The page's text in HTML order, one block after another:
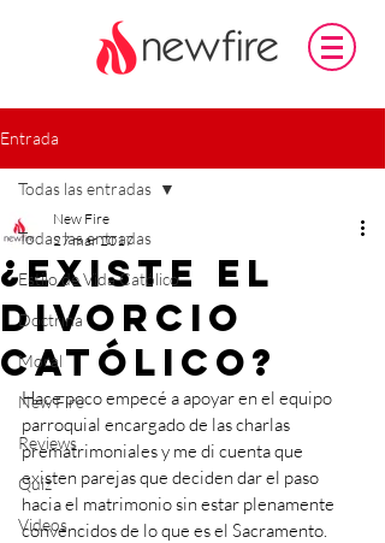
Entrada
Todas las entradas
Estilo de Vida Católico
Doctrina
Moral
New Fire
Reviews
Quiz
Videos
Todas las entradas
¿Existe el
divorcio
católico?
New Fire
27 mar 2017
Hace poco empecé a apoyar en el equipo
parroquial encargado de las charlas
prematrimoniales y me di cuenta que
existen parejas que deciden dar el paso
hacia el matrimonio sin estar plenamente
convencidos de lo que es el Sacramento.